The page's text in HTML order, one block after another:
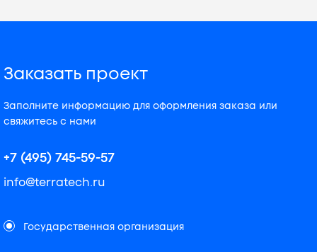
Заказать проект
Заполните информацию для оформления заказа или
свяжитесь с нами
+7 (495) 745-59-57
info@terratech.ru
Государственная организация